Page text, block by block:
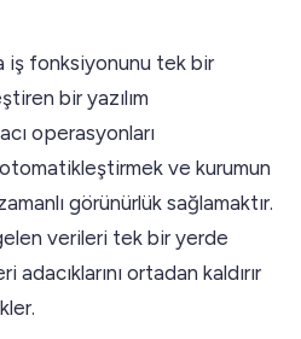
iş fonksiyonunu tek bir
bir yazılım
operasyonları
ve kurumun
görünürlük sağlamaktır.
verileri tek bir yerde
ortadan kaldırır